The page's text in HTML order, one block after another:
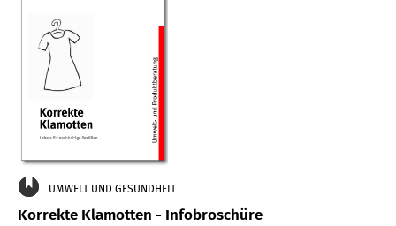
UMWELT UND GESUNDHEIT
Korrekte Klamotten - Infobroschüre